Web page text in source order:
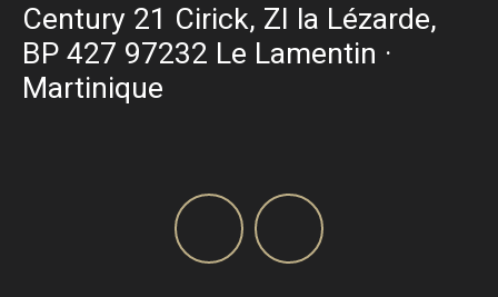
Century 21 Cirick, ZI la Lézarde,
BP 427 97232 Le Lamentin ·
Martinique